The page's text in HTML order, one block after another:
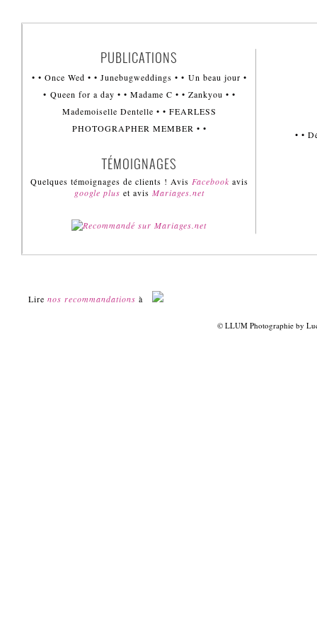
PUBLICATIONS
• • Once Wed • • Junebugweddings • • Un beau jour •
• Queen for a day • • Madame C • • Zankyou • •
Mademoiselle Dentelle • • FEARLESS
PHOTOGRAPHER MEMBER • •
TÉMOIGNAGES
Quelques témoignages de clients ! Avis Facebook avis
google plus et avis Mariages.net
• •
Lire nos recommandations à
© LLUM Photographie by